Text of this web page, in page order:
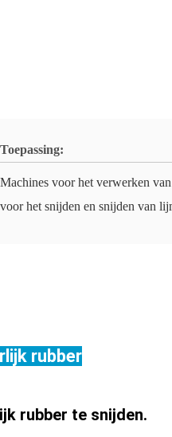
Toepassing:
Machines voor het verwerken
voor het snijden en snijden van
rubber
rubber te snijden.